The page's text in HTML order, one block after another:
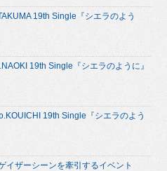
19th Single『シエラのよう
19th Single『シエラのように』
19th Single『シエラのよう
イザーシーンを牽引するイベント